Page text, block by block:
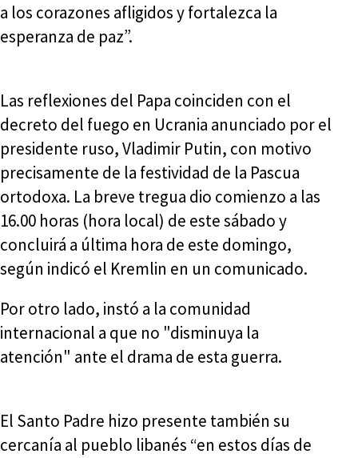
a los corazones afligidos y fortalezca la
esperanza de paz”.
Las reflexiones del Papa coinciden con el
decreto del fuego en Ucrania anunciado por el
presidente ruso, Vladimir Putin, con motivo
precisamente de la festividad de la Pascua
ortodoxa. La breve tregua dio comienzo a las
16.00 horas (hora local) de este sábado y
concluirá a última hora de este domingo,
según indicó el Kremlin en un comunicado.
Por otro lado, instó a la comunidad
internacional a que no "disminuya la
atención" ante el drama de esta guerra.
El Santo Padre hizo presente también su
cercanía al pueblo libanés “en estos días de